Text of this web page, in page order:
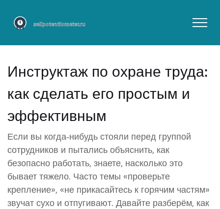
Инструктаж по охране труда:
как сделать его простым и
эффективным
Если вы когда‑нибудь стояли перед группой
сотрудников и пытались объяснить, как
безопасно работать, знаете, насколько это
бывает тяжело. Часто темы «проверьте
крепление», «не прикасайтесь к горячим частям»
звучат сухо и отпугивают. Давайте разберём, как